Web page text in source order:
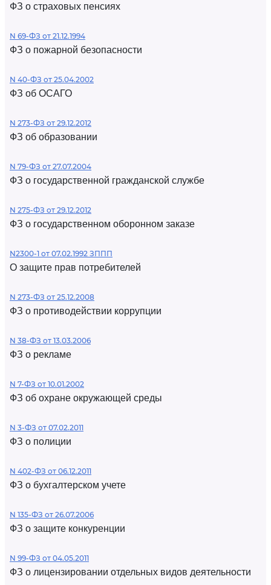
ФЗ о страховых пенсиях
N 69-ФЗ от 21.12.1994
ФЗ о пожарной безопасности
N 40-ФЗ от 25.04.2002
ФЗ об ОСАГО
N 273-ФЗ от 29.12.2012
ФЗ об образовании
N 79-ФЗ от 27.07.2004
ФЗ о государственной гражданской службе
N 275-ФЗ от 29.12.2012
ФЗ о государственном оборонном заказе
N2300-1 от 07.02.1992 ЗППП
О защите прав потребителей
N 273-ФЗ от 25.12.2008
ФЗ о противодействии коррупции
N 38-ФЗ от 13.03.2006
ФЗ о рекламе
N 7-ФЗ от 10.01.2002
ФЗ об охране окружающей среды
N 3-ФЗ от 07.02.2011
ФЗ о полиции
N 402-ФЗ от 06.12.2011
ФЗ о бухгалтерском учете
N 135-ФЗ от 26.07.2006
ФЗ о защите конкуренции
N 99-ФЗ от 04.05.2011
ФЗ о лицензировании отдельных видов деятельности